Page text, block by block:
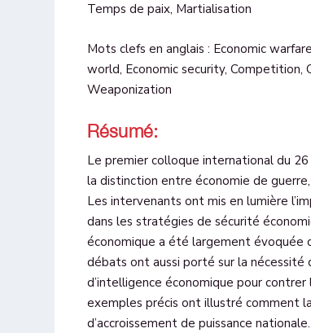
Temps de paix, Martialisation
Mots clefs en anglais : Economic
world, Economic security,
Weaponization
Résumé:
Le premier colloque international du
la distinction entre économie de
Les intervenants ont mis en lumière
dans les stratégies de sécurité
économique a été largement évoquée
débats ont aussi porté sur la
d’intelligence économique pour
exemples précis ont illustré comment
d’accroissement de puissance